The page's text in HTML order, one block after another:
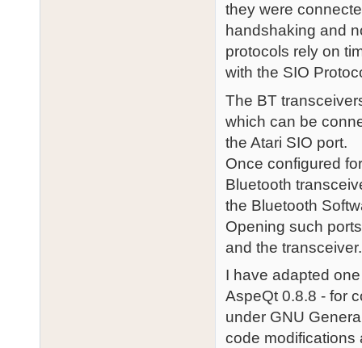
they were
handshaking and
protocols rely on
with the SIO
The BT
which can be
the Atari SIO port.
Once configured
Bluetooth
the Bluetooth
Opening such
and the
I have adapted
AspeQt 0.8.8 - for
under GNU
code modifications